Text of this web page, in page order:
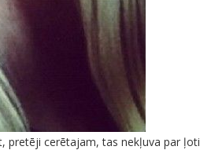
pretēji cerētajam, tas nekļuva par ļoti